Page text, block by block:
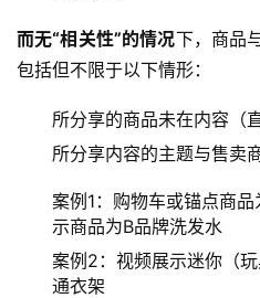
而无“相关性”的情况下，商品
包括但不限于以下情形：
所分享的商品未在内容（
所分享内容的主题与售卖
案例1：购物车或锚点商
示商品为B品牌洗发水
案例2：视频展示迷你（
通衣架